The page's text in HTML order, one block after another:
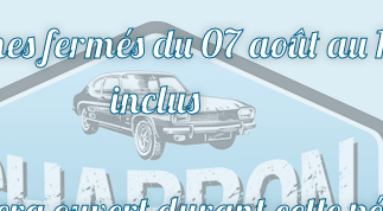
fermés du 07 août au
inclus